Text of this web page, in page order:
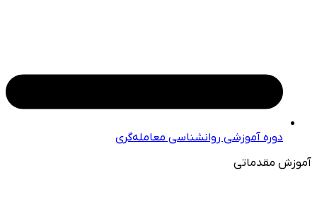
دوره آموزشی روانشناسی معامله‌گری
آموزش مقدماتی